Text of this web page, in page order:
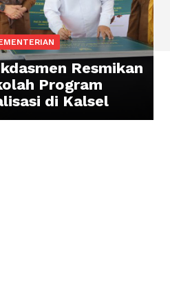
Resmikan
Program
di Kalsel